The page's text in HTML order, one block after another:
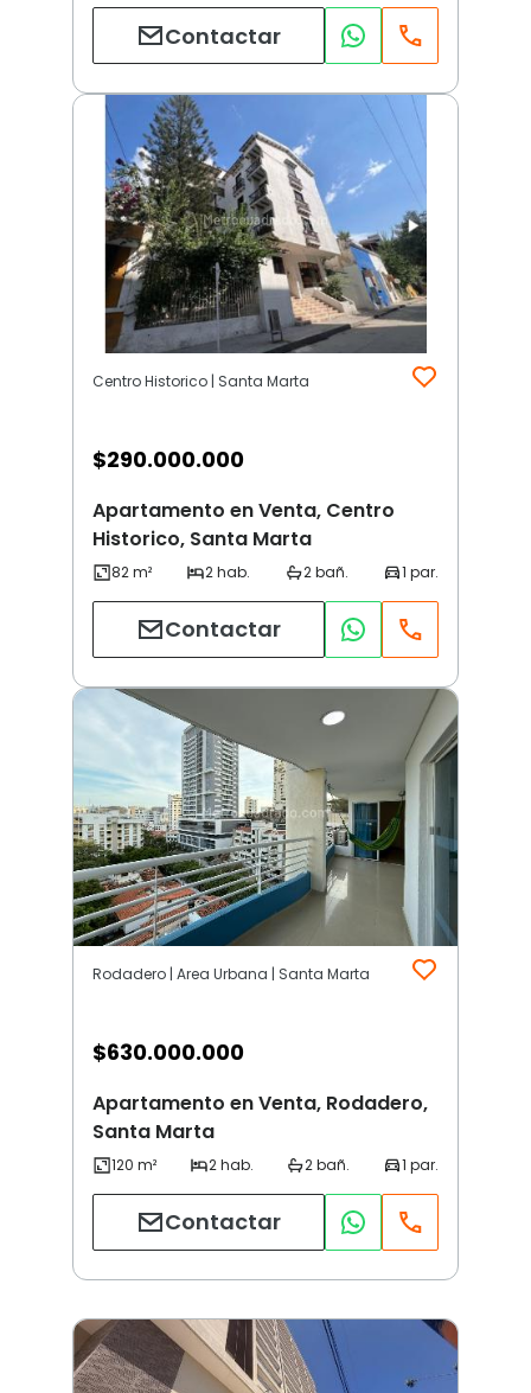
Contactar
Centro Historico | Santa Marta
$290.000.000
Apartamento en Venta, Centro
Historico, Santa Marta
Contactar
Rodadero | Area Urbana | Santa Marta
$630.000.000
Apartamento en Venta, Rodadero,
Santa Marta
Contactar